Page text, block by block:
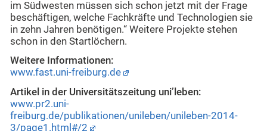
im Südwesten müssen sich schon jetzt mit der Frage
beschäftigen, welche Fachkräfte und Technologien sie
in zehn Jahren benötigen.“ Weitere Projekte stehen
schon in den Startlöchern.
Weitere Informationen:
www.fast.uni-freiburg.de
Artikel in der Universitätszeitung uni’leben:
www.pr2.uni-
freiburg.de/publikationen/unileben/unileben-2014-
3/page1.html#/2